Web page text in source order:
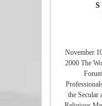
S
November
2000 The
the Secular